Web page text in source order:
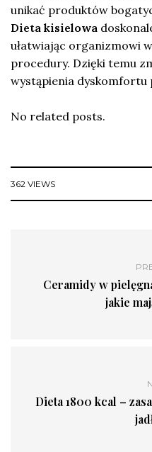
unikać produktów
Dieta kisielowa
ułatwiając organizmowi
procedury. Dzięki temu
wystąpienia dyskomfortu
No related posts.
362 VIEWS
Ceramidy w
jakie
Dieta 1800 kcal –